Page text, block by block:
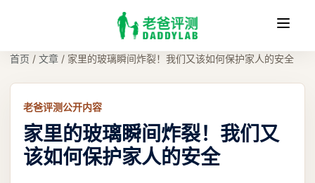
收
首页 / 文章 / 家里的玻璃瞬间炸裂！我们又该如何保护家人的安全
老爸评测公开内容
家里的玻璃瞬间炸裂！我们又
该如何保护家人的安全